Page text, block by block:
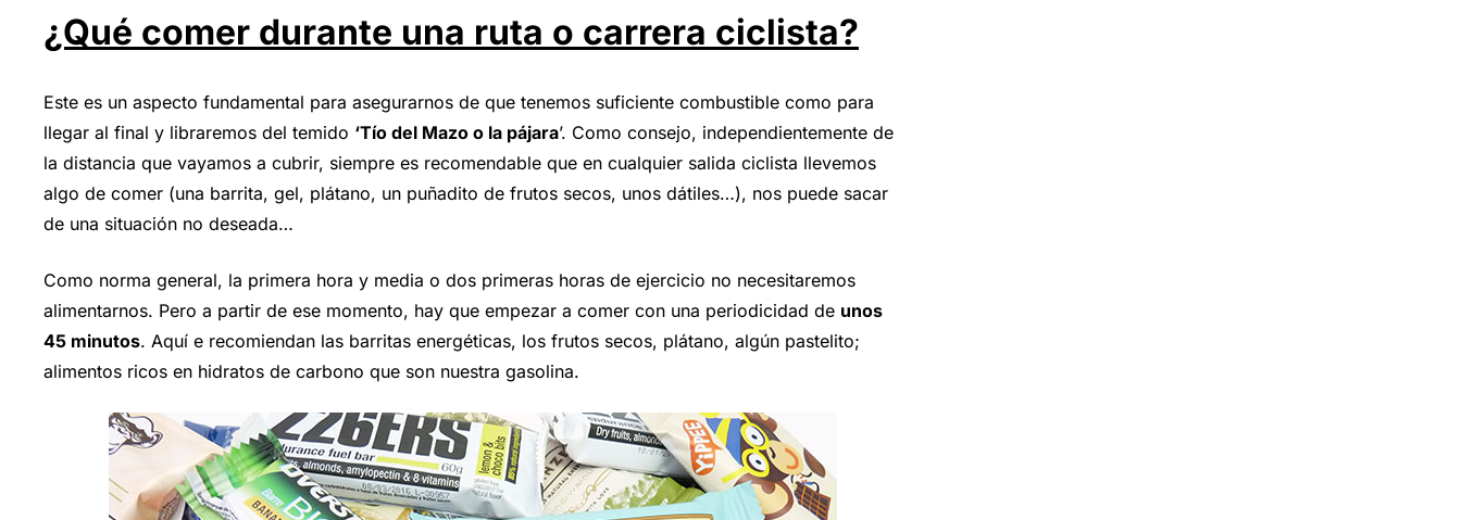
¿Qué comer durante una ruta o carrera ciclista?
Este es un aspecto fundamental para asegurarnos de que tenemos suficiente combustible como para
llegar al final y libraremos del temido ‘Tío del Mazo o la pájara’. Como consejo, independientemente de
la distancia que vayamos a cubrir, siempre es recomendable que en cualquier salida ciclista llevemos
algo de comer (una barrita, gel, plátano, un puñadito de frutos secos, unos dátiles…), nos puede sacar
de una situación no deseada…
Como norma general, la primera hora y media o dos primeras horas de ejercicio no necesitaremos
alimentarnos. Pero a partir de ese momento, hay que empezar a comer con una periodicidad de unos
45 minutos. Aquí e recomiendan las barritas energéticas, los frutos secos, plátano, algún pastelito;
alimentos ricos en hidratos de carbono que son nuestra gasolina.